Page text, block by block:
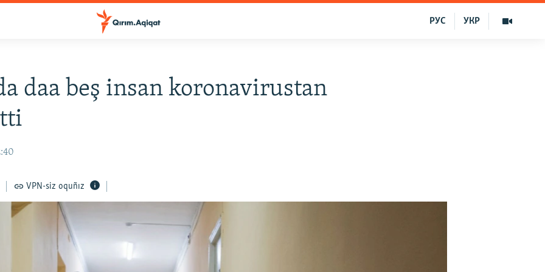
УКР
РУС
daa beş insan koronavirustan
VPN-siz oquñız